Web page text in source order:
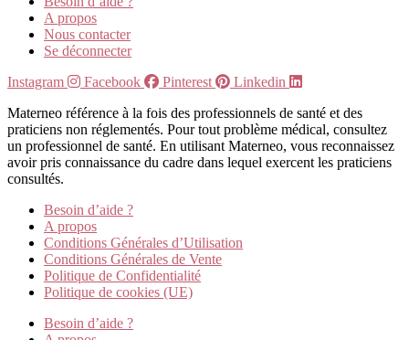
A propos
Nous contacter
Se déconnecter
Instagram
Facebook Pinterest
Linkedin
Materneo référence à la fois des professionnels de santé et des
praticiens non réglementés. Pour tout problème médical, consultez
un professionnel de santé. En utilisant Materneo, vous reconnaissez
avoir pris connaissance du cadre dans lequel exercent les praticiens
consultés.
Besoin d’aide ?
A propos
Conditions Générales d’Utilisation
Conditions Générales de Vente
Politique de Confidentialité
Politique de cookies (UE)
Besoin d’aide ?